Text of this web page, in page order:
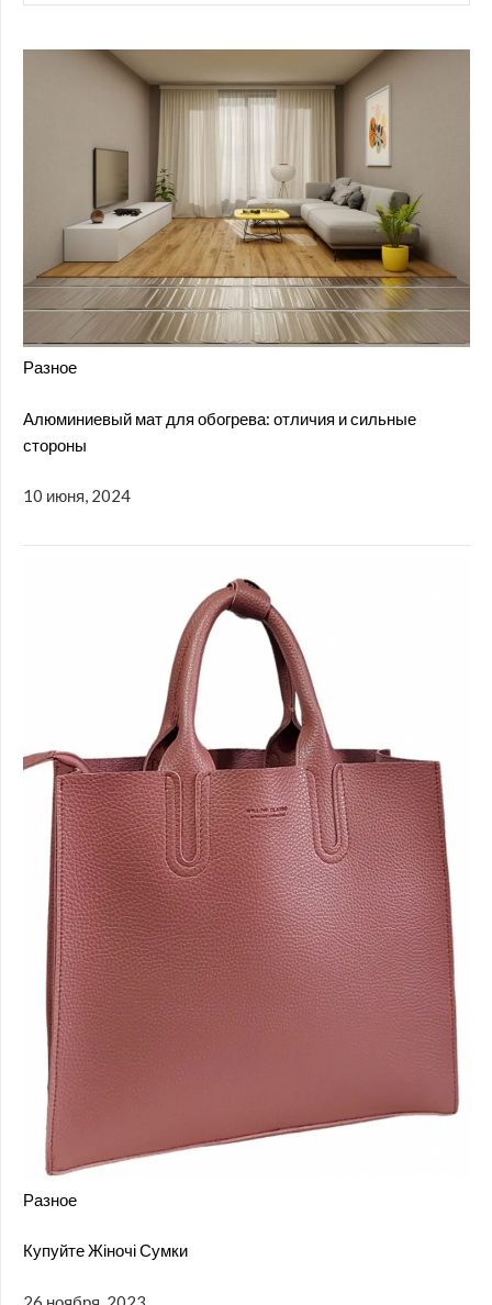
Разное
Алюминиевый мат для обогрева: отличия и сильные
стороны
10 июня, 2024
Разное
Купуйте Жіночі Сумки